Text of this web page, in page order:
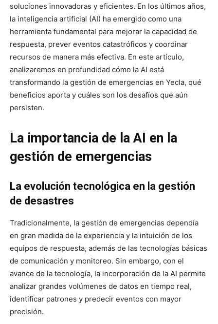
soluciones innovadoras y eficientes. En los últimos años,
la inteligencia artificial (AI) ha emergido como una
herramienta fundamental para mejorar la capacidad de
respuesta, prever eventos catastróficos y coordinar
recursos de manera más efectiva. En este artículo,
analizaremos en profundidad cómo la AI está
transformando la gestión de emergencias en Yecla, qué
beneficios aporta y cuáles son los desafíos que aún
persisten.
La importancia de la AI en la
gestión de emergencias
La evolución tecnológica en la gestión
de desastres
Tradicionalmente, la gestión de emergencias dependía
en gran medida de la experiencia y la intuición de los
equipos de respuesta, además de las tecnologías básicas
de comunicación y monitoreo. Sin embargo, con el
avance de la tecnología, la incorporación de la AI permite
analizar grandes volúmenes de datos en tiempo real,
identificar patrones y predecir eventos con mayor
precisión.